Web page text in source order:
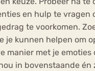
en hulp te vragen
te voorkomen.
je kunnen helpen om
manier met je emoties
in bovenstaande én